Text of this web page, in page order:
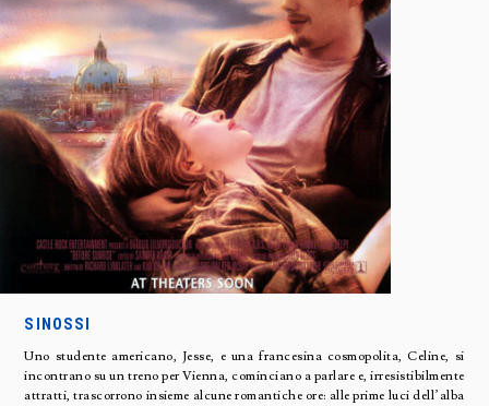
SINOSSI
Uno studente americano, Jesse, e una francesina cosmopolita, Celine, si
incontrano su un treno per Vienna, cominciano a parlare e, irresistibilmente
attratti, trascorrono insieme alcune romantiche ore: alle prime luci dell’alba